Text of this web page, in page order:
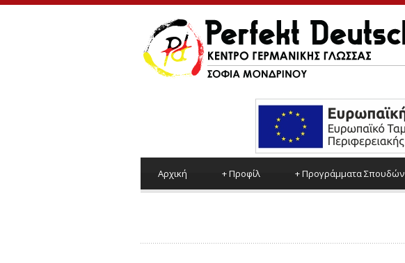
Αρχική Προφίλ
+ Πρoγράμματα Σπουδών
+